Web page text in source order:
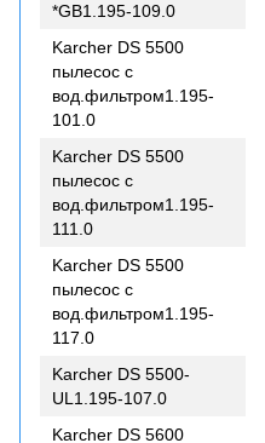
*GB1.195-109.0
Karcher DS 5500
пылесос с
вод.фильтром1.195-
101.0
Karcher DS 5500
пылесос с
вод.фильтром1.195-
111.0
Karcher DS 5500
пылесос с
вод.фильтром1.195-
117.0
Karcher DS 5500-
UL1.195-107.0
Karcher DS 5600